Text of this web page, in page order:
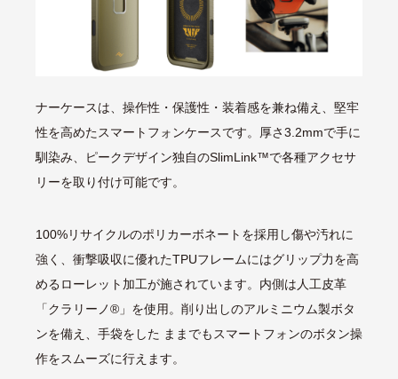
ナーケースは、操作性・保護性・装着感を兼ね備え、堅牢
性を高めたスマートフォンケースです。厚さ3.2mmで手に
馴染み、ピークデザイン独自のSlimLink™で各種アクセサ
リーを取り付け可能です。
100%リサイクルのポリカーボネートを採用し傷や汚れに
強く、衝撃吸収に優れたTPUフレームにはグリップ力を高
めるローレット加工が施されています。内側は人工皮革
「クラリーノ®」を使用。削り出しのアルミニウム製ボタ
ンを備え、手袋をした ままでもスマートフォンのボタン操
作をスムーズに行えます。